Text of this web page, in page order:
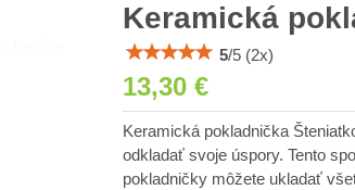
Keramická
5/5 (2x)
13,30 €
Keramická pokladnička
odkladať svoje úspory. Tento
pokladničky môžete ukladať